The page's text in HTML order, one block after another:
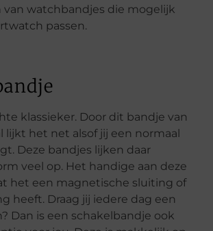
van watchbandjes die mogelijk
passen.
klassieker. Door dit bandje van
lijkt het net alsof jij een normaal
Deze bandjes lijken daar
veel op. Het handige aan deze
het een magnetische sluiting of
heeft. Draag jij iedere dag een
Dan is een schakelbandje ook